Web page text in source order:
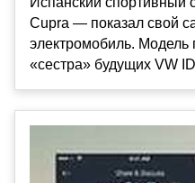
Cupra — показал свой
электромобиль.
«сестра» будущих VW